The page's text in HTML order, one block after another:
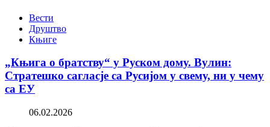
Вести
Друштво
Књиге
„Књига о братству“ у Руском дому. Вулин:
Стратешко сагласје са Русијом у свему, ни у чему
са ЕУ
06.02.2026